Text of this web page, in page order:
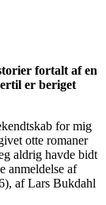
fortalt af en
er beriget
for mig
otte romaner
aldrig havde bidt
anmeldelse af
af Lars Bukdahl